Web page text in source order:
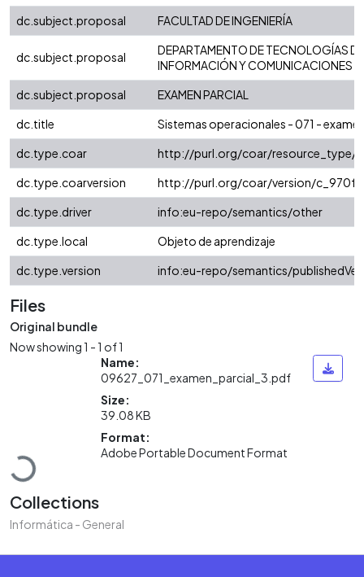
dc.subject.proposal
FACULTAD DE INGENIERÍA
dc.subject.proposal
DEPARTAMENTO DE TECNOLOGÍAS DE
INFORMACIÓN Y COMUNICACIONES
dc.subject.proposal
EXAMEN PARCIAL
dc.title
Sistemas operacionales - 071 -
dc.type.coar
http://purl.org/coar/resource_type/
dc.type.coarversion
http://purl.org/coar/version/
dc.type.driver
info:eu-repo/semantics/other
dc.type.local
Objeto de aprendizaje
dc.type.version
info:eu-repo/semantics/
Files
Original bundle
Now showing1 - 1 of 1
Loading...
Name:
09627_071_examen_parcial_3.pdf
Size:
39.08 KB
Format:
Adobe Portable Document Format
Collections
Informática - General